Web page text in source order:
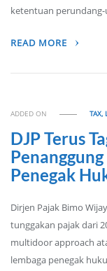
ketentuan
READ MORE
ADDED ON TAX,
DJP Terus
Penegak
Dirjen Pajak Bimo
tunggakan pajak dari
multidoor approach
lembaga penegak